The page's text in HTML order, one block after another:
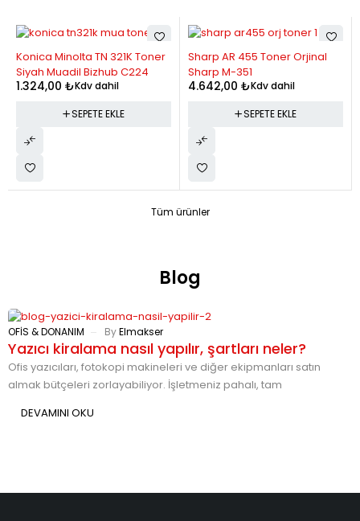
Tüm ürünler
Konica Minolta TN 321K Toner
Siyah Muadil Bizhub C224
1.324,00 ₺Kdv dahil
SEPETE EKLE
Sharp AR 455 Toner Orjinal
Sharp M-351
4.642,00 ₺Kdv dahil
SEPETE EKLE
Blog
OFIS & DONANIM ByElmakser
Yazıcı kiralama nasıl yapılır, şartları neler?
Ofis yazıcıları, fotokopi makineleri ve diğer ekipmanları satın
almak bütçeleri zorlayabiliyor. İşletmeniz pahalı, tam
DEVAMINI OKU